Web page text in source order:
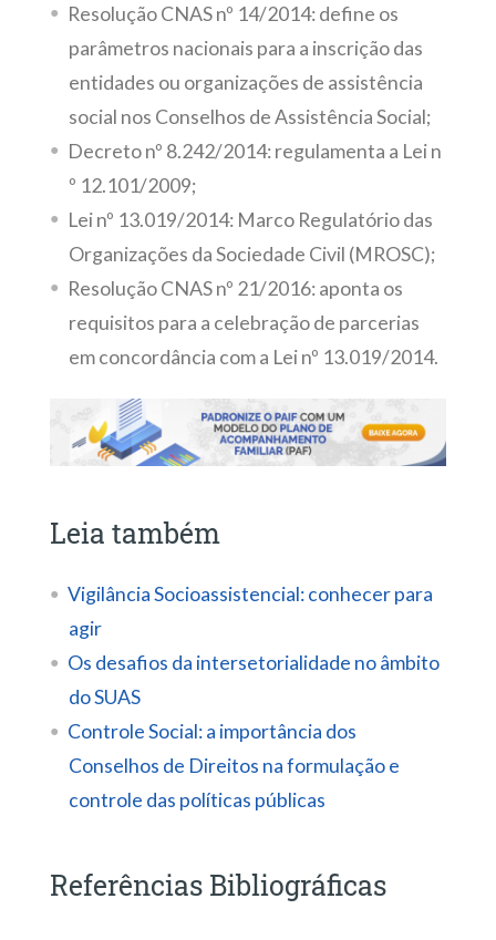
Resolução CNAS nº 14/2014: define os
parâmetros nacionais para a inscrição das
entidades ou organizações de assistência
social nos Conselhos de Assistência Social;
Decreto nº 8.242/2014: regulamenta a Lei n
º 12.101/2009;
Lei nº 13.019/2014: Marco Regulatório das
Organizações da Sociedade Civil (MROSC);
Resolução CNAS nº 21/2016: aponta os
requisitos para a celebração de parcerias
em concordância com a Lei nº 13.019/2014.
Leia também
Vigilância Socioassistencial: conhecer para
agir
Os desafios da intersetorialidade no âmbito
do SUAS
Controle Social: a importância dos
Conselhos de Direitos na formulação e
controle das políticas públicas
Referências Bibliográficas